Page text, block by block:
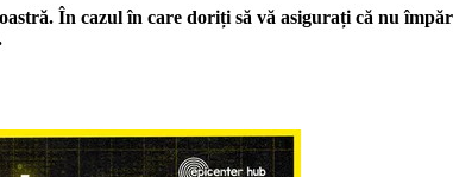
În cazul în care doriți să vă asigurați că nu